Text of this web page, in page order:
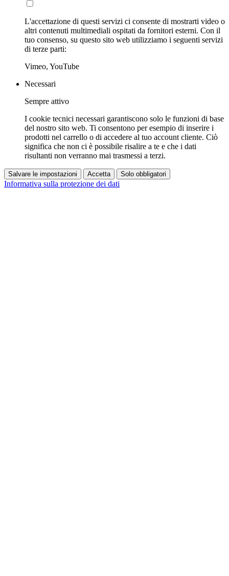
L'accettazione di questi servizi ci consente di mostrarti video o
altri contenuti multimediali ospitati da fornitori esterni. Con il
tuo consenso, su questo sito web utilizziamo i seguenti servizi
di terze parti:
Vimeo, YouTube
Necessari
Sempre attivo
I cookie tecnici necessari garantiscono solo le funzioni di base
del nostro sito web. Ti consentono per esempio di inserire i
prodotti nel carrello o di accedere al tuo account cliente. Ciò
significa che non ci è possibile risalire a te e che i dati
risultanti non verranno mai trasmessi a terzi.
Salvare le impostazioni Accetta Solo obbligatori
Informativa sulla protezione dei dati